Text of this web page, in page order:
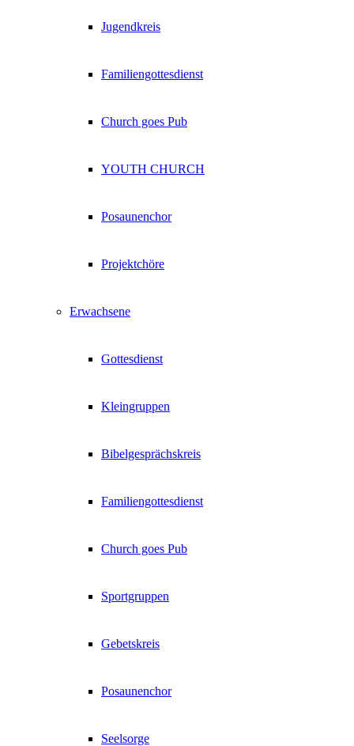
Jugendkreis
Familiengottesdienst
Church goes Pub
YOUTH CHURCH
Posaunenchor
Projektchöre
Erwachsene
Gottesdienst
Kleingruppen
Bibelgesprächskreis
Familiengottesdienst
Church goes Pub
Sportgruppen
Gebetskreis
Posaunenchor
Seelsorge